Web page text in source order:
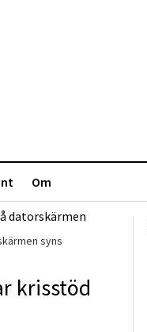
Om
syns
krisstöd